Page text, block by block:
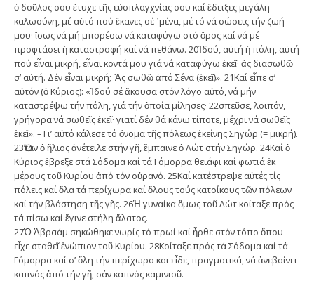
ὁ δοῦλος σου ἔτυχε τῆς εὐσπλαγχνίας σου καί ἔδειξες μεγάλη
καλωσύνη, μέ αὐτό πού ἔκανες σέ ᾽μένα, μέ τό νά σώσεις τήν ζωή
μου· ἴσως νά μή μπορέσω νά καταφύγω στό ὄρος καί νά μέ
προφτάσει ἡ καταστροφή καί νά πεθάνω. 20Ἰδού, αὐτή ἡ πόλη, αὐτή
πού εἶναι μικρή, εἶναι κοντά μου γιά νά καταφύγω ἐκεῖ· ἄς διασωθῶ
σ’ αὐτή. Δέν εἶναι μικρή; Ἄς σωθῶ ἀπό Σένα (ἐκεῖ)». 21Καί εἶπε σ’
αὐτόν (ὁ Κύριος): «Ἰδού σέ ἄκουσα στόν λόγο αὐτό, νά μήν
καταστρέψω τήν πόλη, γιά τήν ὁποία μίλησες· 22σπεῦσε, λοιπόν,
γρήγορα νά σωθεῖς ἐκεῖ· γιατί δέν θά κάνω τίποτε, μέχρι νά σωθεῖς
ἐκεῖ». – Γι’ αὐτό κάλεσε τό ὄνομα τῆς πόλεως ἐκείνης Σηγώρ (= μικρή).
23Ὅταν ὁ ἥλιος ἀνέτειλε στήν γῆ, ἔ­μπαινε ὁ Λώτ στήν Σηγώρ. 24Καί ὁ
Κύριος ἔβρεξε στά Σόδομα καί τά Γόμορρα θειάφι καί φωτιά ἐκ
μέρους τοῦ Κυρίου ἀπό τόν οὐρανό. 25Καί κατέστρεψε αὐτές τίς
πόλεις καί ὅλα τά περίχωρα καί ὅλους τούς κατοίκους τῶν πόλεων
καί τήν βλάστηση τῆς γῆς. 26Ἡ γυναίκα ὅμως τοῦ Λώτ κοίταξε πρός
τά πίσω καί ἔγινε στήλη ἅλατος.
27Ὁ Ἁβραάμ σηκώθηκε νωρίς τό πρωί καί ἦρθε στόν τόπο ὅπου
εἶχε σταθεῖ ἐνώπιον τοῦ Κυρίου. 28Κοίταξε πρός τά Σόδομα καί τά
Γόμορρα καί σ’ ὅλη τήν περίχωρο και εἶδε, πραγματικά, νά ἀνεβαίνει
καπνός ἀπό τήν γῆ, σάν καπνός καμινιοῦ.